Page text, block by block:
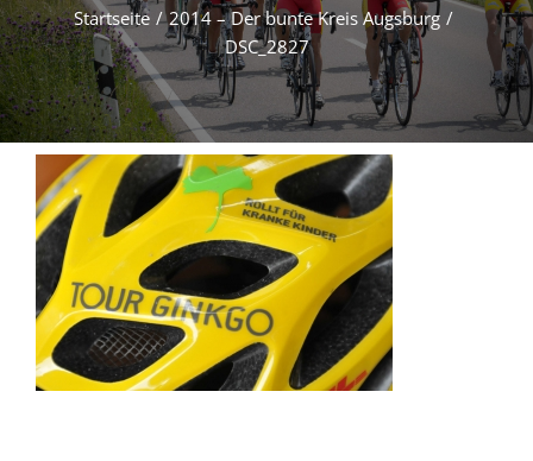
Startseite / 2014 – Der bunte Kreis Augsburg /
DSC_2827